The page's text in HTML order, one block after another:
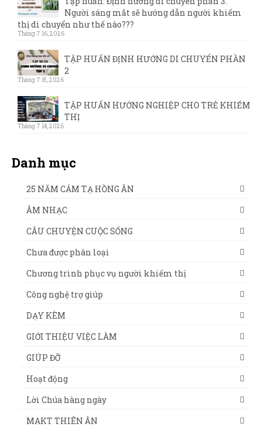
Người sáng mắt sẽ hướng dẫn người khiếm
thị di chuyển như thế nào???
Tháng 7 16, 2026
TẬP HUẤN ĐỊNH HƯỚNG DI CHUYỂN PHẦN
2
Tháng 7 15, 2026
TẬP HUẤN HƯỚNG NGHIỆP CHO TRẺ KHIẾM
THỊ
Tháng 7 14, 2026
Danh mục
25 NĂM CẢM TẠ HỒNG ÂN
ÂM NHẠC
CÂU CHUYỆN CUỘC SỐNG
Chưa được phân loại
Chương trình phục vụ người khiếm thị
Công nghệ trợ giúp
DẠY KÈM
GIỚI THIỆU VIỆC LÀM
GIÚP ĐỠ
Hoạt động
Lời Chúa hàng ngày
MAKT THIÊN ÂN